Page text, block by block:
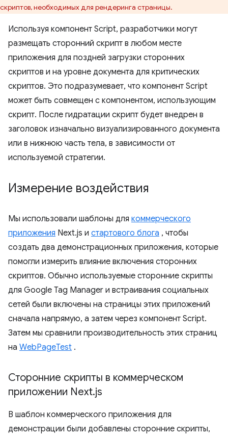
скриптов, необходимых для рендеринга страницы.
Используя компонент Script, разработчики могут
размещать сторонний скрипт в любом месте
приложения для поздней загрузки сторонних
скриптов и на уровне документа для критических
скриптов. Это подразумевает, что компонент Script
может быть совмещен с компонентом, использующим
скрипт. После гидратации скрипт будет внедрен в
заголовок изначально визуализированного документа
или в нижнюю часть тела, в зависимости от
используемой стратегии.
Измерение воздействия
Мы использовали шаблоны для коммерческого
приложения Next.js и стартового блога , чтобы
создать два демонстрационных приложения, которые
помогли измерить влияние включения сторонних
скриптов. Обычно используемые сторонние скрипты
для Google Tag Manager и встраивания социальных
сетей были включены на страницы этих приложений
сначала напрямую, а затем через компонент Script.
Затем мы сравнили производительность этих страниц
на WebPageTest .
Сторонние скрипты в коммерческом
приложении Next.js
В шаблон коммерческого приложения для
демонстрации были добавлены сторонние скрипты,